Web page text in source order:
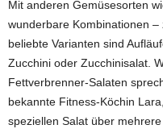
Mit anderen Gemüsesorten
wunderbare Kombinationen
beliebte Varianten sind
Zucchini oder Zucchinisalat.
Fettverbrenner-Salaten
bekannte Fitness-Köchin
speziellen Salat über